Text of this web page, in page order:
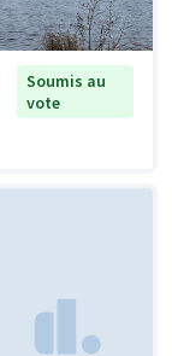
Soumis au
vote